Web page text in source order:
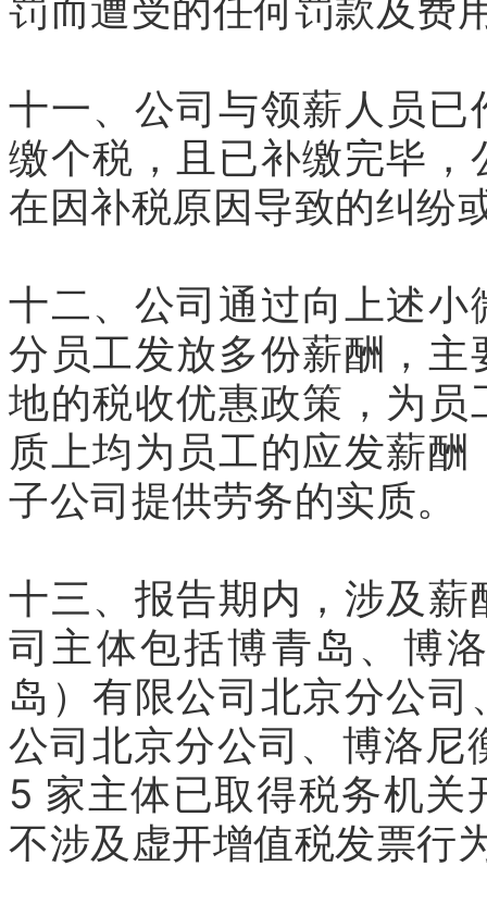
罚而遭受的任何罚款及费
十一、公司与领薪人员
缴个税，且已补缴完毕
在因补税原因导致的纠纷
十二、公司通过向上述
分员工发放多份薪酬，
地的税收优惠政策，为
质上均为员工的应发薪
子公司提供劳务的实质。
十三、报告期内，涉及
司主体包括博青岛、博
岛）有限公司北京分公
公司北京分公司、博洛
5 家主体已取得税务机
不涉及虚开增值税发票行